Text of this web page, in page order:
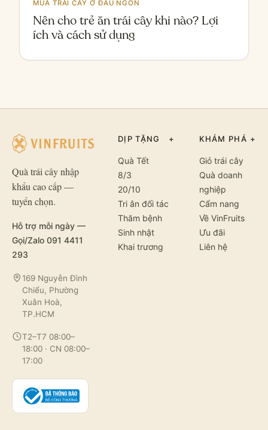
MUA TRÁI CÂY Ở ĐÂU NGON
Nên cho trẻ ăn trái cây khi nào? Lợi
ích và cách sử dụng
Quà trái cây nhập
khẩu cao cấp —
tuyển chọn.
Hỗ trợ mỗi ngày —
Gọi/Zalo 091 4411
293
169 Nguyễn Đình
Chiểu, Phường
Xuân Hoà,
TP.HCM
T2–T7 08:00–
18:00 · CN 08:00–
17:00
DỊP TẶNG +
Quà Tết
8/3
20/10
Tri ân đối tác
Thăm bệnh
Sinh nhật
Khai trương
KHÁM PHÁ +
Giỏ trái cây
Quà doanh
nghiệp
Cẩm nang
Về VinFruits
Ưu đãi
Liên hệ